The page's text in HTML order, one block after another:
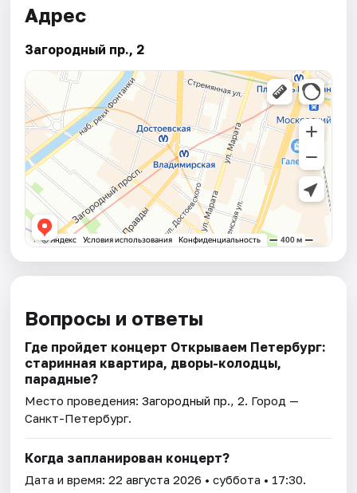
Адрес
Загородный пр., 2
Вопросы и ответы
Где пройдет концерт Открываем Петербург:
старинная квартира, дворы-колодцы,
парадные?
Место проведения:Загородный пр., 2. Город —
Санкт-Петербург.
Когда запланирован концерт?
Дата и время:22 августа 2026 • суббота • 17:30.